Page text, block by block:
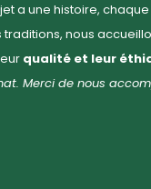
a une histoire,
nous
qualité et leur
Merci de nous